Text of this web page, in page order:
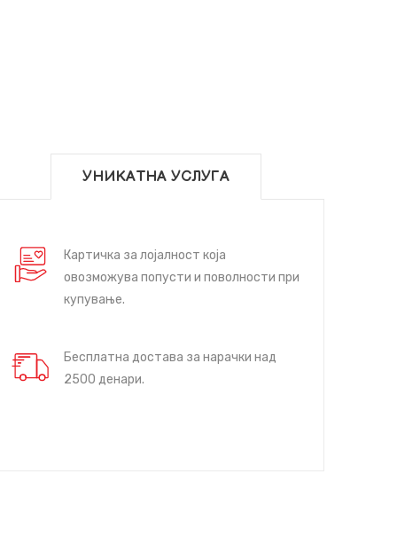
УНИКАТНА УСЛУГА
Картичка за лојалност која
овозможува попусти и поволности при
купување.
Бесплатна достава за нарачки над
2500 денари.